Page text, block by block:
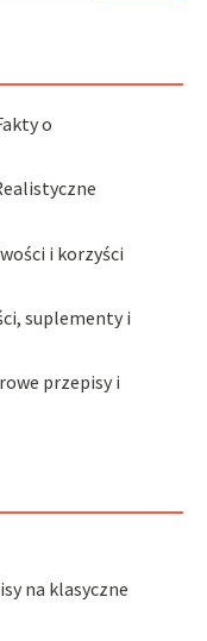
o
i korzyści
suplementy i
przepisy i
na klasyczne